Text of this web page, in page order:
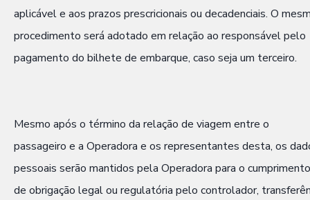
aplicável e aos prazos prescricionais ou decadenciais. O
procedimento será adotado em relação ao responsável pelo
pagamento do bilhete de embarque, caso seja um terceiro.
Mesmo após o término da relação de viagem entre o
passageiro e a Operadora e os representantes desta, os
pessoais serão mantidos pela Operadora para o cumprimento
de obrigação legal ou regulatória pelo controlador,